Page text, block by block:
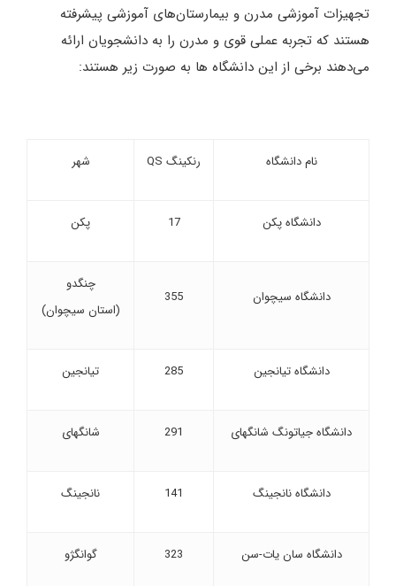
تجهیزات آموزشی مدرن و بیمارستان‌های آموزشی پیشرفته
هستند که تجربه عملی قوی و مدرن را به دانشجویان ارائه
می‌دهند برخی از این دانشگاه ها به صورت زیر هستند:
نام دانشگاه رنکینگ QS شهر
دانشگاه پکن 17 پکن
دانشگاه سیچوان 355
چنگدو
(استان سیچوان)
دانشگاه تیانجین 285 تیانجین
دانشگاه جیاتونگ شانگهای 291 شانگهای
دانشگاه نانجینگ 141 نانجینگ
دانشگاه سان یات-سن 323 گوانگژو